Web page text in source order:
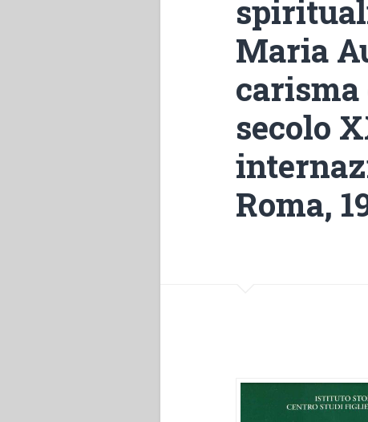
Maria
carisma
secolo
Roma,